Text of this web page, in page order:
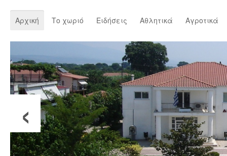
Αρχική Το χωριό Ειδήσεις Αθλητικά Αγροτικά
‹